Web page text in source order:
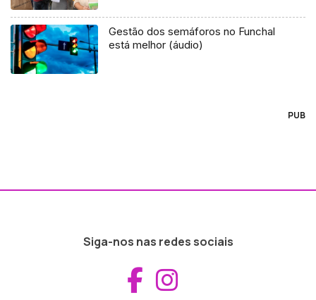
Gestão dos semáforos no Funchal
está melhor (áudio)
PUB
Siga-nos nas redes sociais
Aceder ao